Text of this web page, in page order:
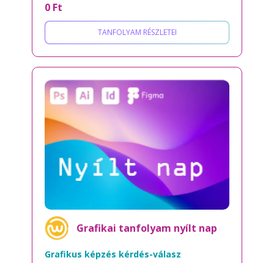
0 Ft
TANFOLYAM RÉSZLETEI
Grafikai tanfolyam nyílt nap
Grafikus képzés kérdés-válasz